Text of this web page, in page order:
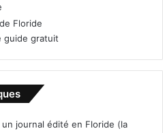
Floride
guide gratuit
journal édité en Floride (la